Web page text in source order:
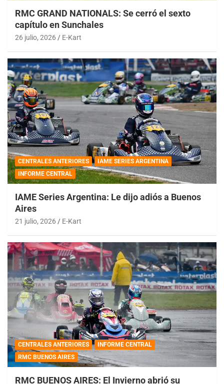
RMC GRAND NATIONALS: Se cerró el sexto
capítulo en Sunchales
26 julio, 2026 E-Kart
CENTRALES ANTERIORES
IAME SERIES ARGENTINA
INFORME CENTRAL
IAME Series Argentina: Le dijo adiós a Buenos
Aires
21 julio, 2026 E-Kart
CENTRALES ANTERIORES
INFORME CENTRAL
RMC BUENOS AIRES
RMC BUENOS AIRES: El Invierno abrió su